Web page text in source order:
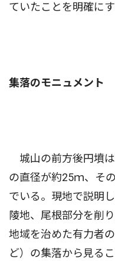
ていたことを明確に
集落のモニュメント
城山の前方後円墳
の直径が約25ｍ、そ
でいる。現地で説明
陵地、尾根部分を削
地域を治めた有力者
ど）の集落から見る